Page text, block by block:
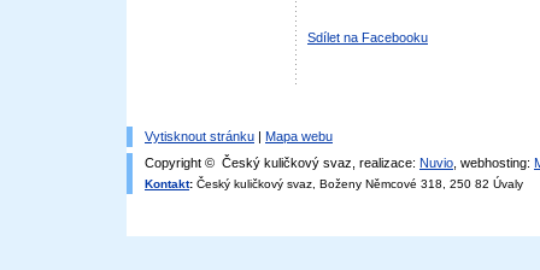
Sdílet na Facebooku
Vytisknout stránku | Mapa webu
Copyright © Český kuličkový svaz, realizace: Nuvio , webhosting:
Kontakt: Český kuličkový svaz, Boženy Němcové 318, 250 82 Úvaly